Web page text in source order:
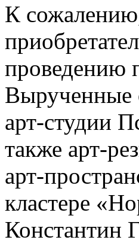
К
проведению
Вырученные
арт-студии
также арт-
арт-
кластере
Константин